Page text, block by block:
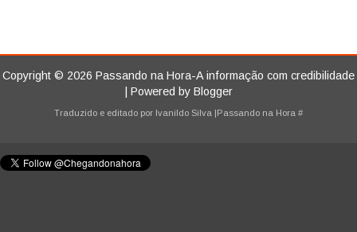
Copyright © 2026 Passando na Hora-A informação com credibilidade
| Powered by Blogger
Traduzido e editado por Ivanildo Silva |Passando na Hora #